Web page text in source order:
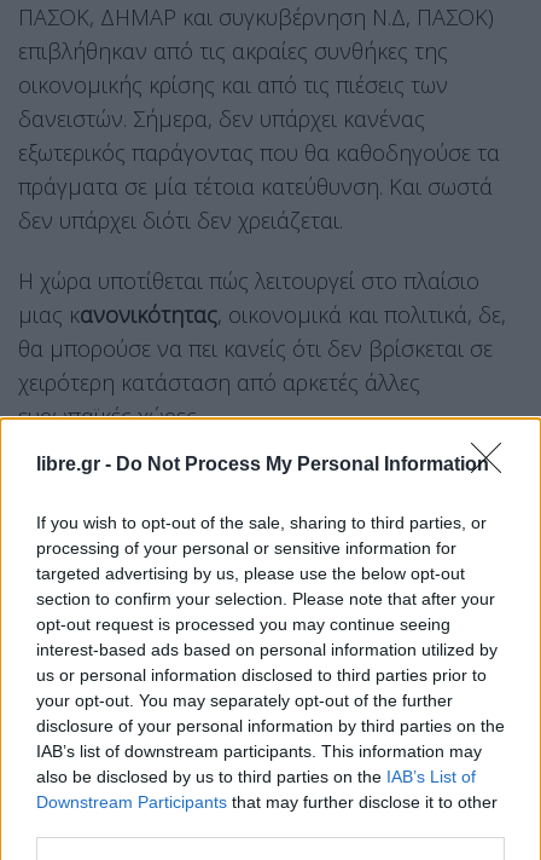
libre.gr - Do Not Process My Personal Information
If you wish to opt-out of the sale, sharing to third parties, or
processing of your personal or sensitive information for
targeted advertising by us, please use the below opt-out
section to confirm your selection. Please note that after your
opt-out request is processed you may continue seeing
interest-based ads based on personal information utilized by
us or personal information disclosed to third parties prior to
your opt-out. You may separately opt-out of the further
disclosure of your personal information by third parties on the
IAB’s list of downstream participants. This information may
also be disclosed by us to third parties on the IAB’s List of
Downstream Participants that may further disclose it to other
ΠΑΣΟΚ, ΔΗΜΑΡ και συγκυβέρνηση Ν.Δ, ΠΑΣΟΚ)
επιβλήθηκαν από τις ακραίες συνθήκες της
οικονομικής κρίσης και από τις πιέσεις των
δανειστών. Σήμερα, δεν υπάρχει κανένας
εξωτερικός παράγοντας που θα καθοδηγούσε τα
πράγματα σε μία τέτοια κατεύθυνση. Και σωστά
δεν υπάρχει διότι δεν χρειάζεται.
Η χώρα υποτίθεται πώς λειτουργεί στο πλαίσιο
μιας κανονικότητας, οικονομικά και πολιτικά, δε,
θα μπορούσε να πει κανείς ότι δεν βρίσκεται σε
χειρότερη κατάσταση από αρκετές άλλες
ευρωπαϊκές χώρες.
Έχουν ανακύψει, όμως,σοβαρά θεσμικά
μπορούν να συνεννοηθούν ούτε στα ελάχιστα. Η
μεν πρώτη δείχνει ότι λειτουργεί με μοναδικό
σκοπό την (τρίτη) ανανέωση της θητείας της
εγκλωβισμένη σε μια “ανάδελφη” αυταρέσκεια. Και
η δεύτερη δεν μπορεί να υπερβεί τον
κατακερματισμό της και να βρει σημεία
σύγκλισης. Παγιδεύεται σε αφηγήματα
αυτονομίας που δεν υπακούουν στη λογική των
δημοσκοπικών ευρημάτων , ή σε τάσεις
ιδεολογικού απομονωτισμού.